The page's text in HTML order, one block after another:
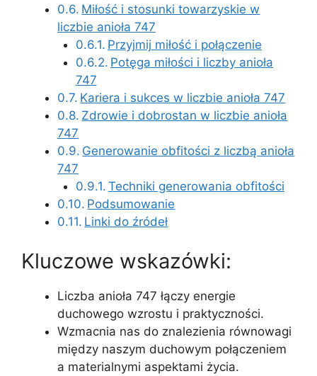
Miłość i stosunki towarzyskie w
liczbie anioła 747
Przyjmij miłość i połączenie
Potęga miłości i liczby anioła
747
Kariera i sukces w liczbie anioła 747
Zdrowie i dobrostan w liczbie anioła
747
Generowanie obfitości z liczbą anioła
747
Techniki generowania obfitości
Podsumowanie
Linki do źródeł
Kluczowe wskazówki:
Liczba anioła 747 łączy energie
duchowego wzrostu i praktyczności.
Wzmacnia nas do znalezienia równowagi
między naszym duchowym połączeniem
a materialnymi aspektami życia.